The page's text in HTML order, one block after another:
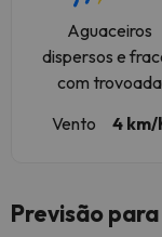
Aguaceiros
dispersos e
com trovoada
Vento
4 km/
Previsão